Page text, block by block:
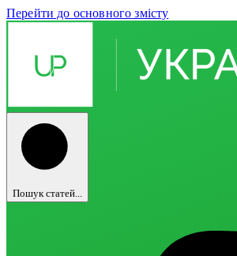
Перейти до основного змісту
Пошук статей...